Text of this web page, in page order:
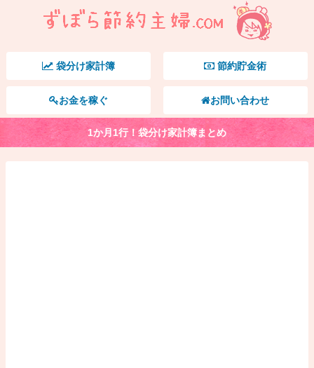
袋分け家計簿 節約貯金術
お金を稼ぐ お問い合わせ
1か月1行！袋分け家計簿まとめ